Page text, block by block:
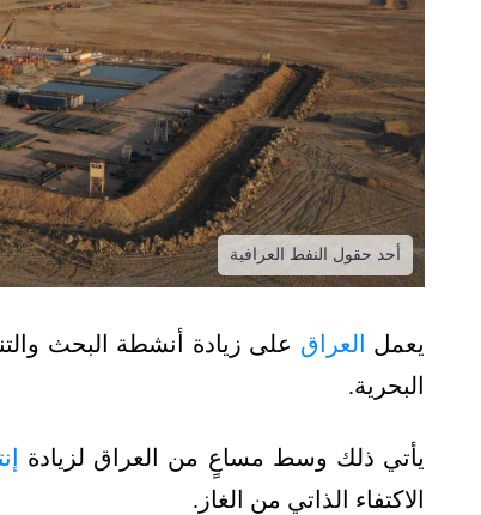
أحد حقول النفط العرافية
يعمل العراق على زيادة أنشطة البحث
البحرية.
يأتي ذلك وسط مساعٍ من العراق لزيادة
الاكتفاء الذاتي من الغاز.